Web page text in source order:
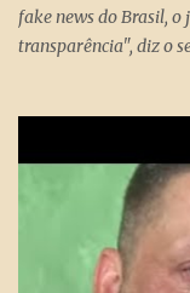
fake news do Brasil,
transparência", diz o
essa democracia